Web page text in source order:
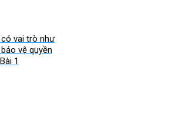
vai trò như
vệ quyền
1